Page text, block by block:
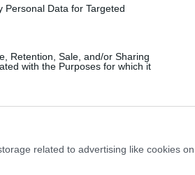
Personal Data for Targeted
Retention, Sale, and/or Sharing
with the Purposes for which it
related to advertising like cookies on
cattedrali di
che originano afflussi
solari ma di
roba non la puoi
deputato.